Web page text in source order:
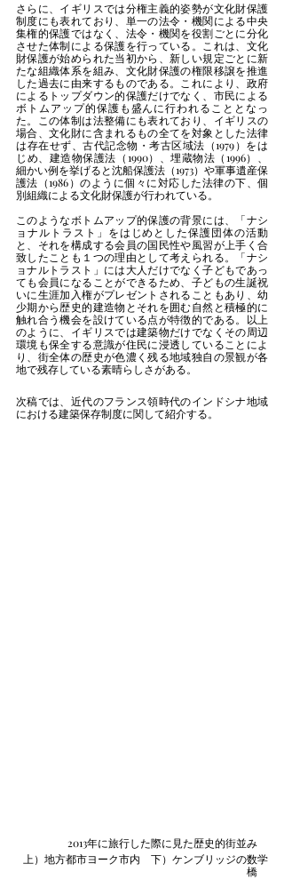
さらに、イギリスでは分権主義的姿勢が文化財保護
制度にも表れており、単一の法令・機関による中央
集権的保護ではなく、法令・機関を役割ごとに分化
させた体制による保護を行っている。これは、文化
財保護が始められた当初から、新しい規定ごとに新
たな組織体系を組み、文化財保護の権限移譲を推進
した過去に由来するものである。これにより、政府
によるトップダウン的保護だけでなく、市民による
ボトムアップ的保護も盛んに行われることとなっ
た。この体制は法整備にも表れており、イギリスの
場合、文化財に含まれるもの全てを対象とした法律
は存在せず、古代記念物・考古区域法（1979）をは
じめ、建造物保護法（1990）、埋蔵物法（1996）、
細かい例を挙げると沈船保護法（1973）や軍事遺産保
護法（1986）のように個々に対応した法律の下、個
別組織による文化財保護が行われている。
このようなボトムアップ的保護の背景には、「ナシ
ョナルトラスト」をはじめとした保護団体の活動
と、それを構成する会員の国民性や風習が上手く合
致したことも１つの理由として考えられる。「ナシ
ョナルトラスト」には大人だけでなく子どもであっ
ても会員になることができるため、子どもの生誕祝
いに生涯加入権がプレゼントされることもあり、幼
少期から歴史的建造物とそれを囲む自然と積極的に
触れ合う機会を設けている点が特徴的である。以上
のように、イギリスでは建築物だけでなくその周辺
環境も保全する意識が住民に浸透していることによ
り、街全体の歴史が色濃く残る地域独自の景観が各
地で残存している素晴らしさがある。
次稿では、近代のフランス領時代のインドシナ地域
における建築保存制度に関して紹介する。
2013年に旅行した際に見た歴史的街並み
上）地方都市ヨーク市内　下）ケンブリッジの数学
橋